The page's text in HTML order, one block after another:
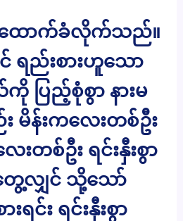
ထောက်ခံလိုက်သည်။
ည်းစားဟူသော
ကို ပြည့်စုံစွာ နားမ
န်းကလေးတစ်ဦး
းတစ်ဦး ရင်းနှီးစွာ
ေ့လျှင် သို့သော်
ရင်း ရင်းနှီးစွာ